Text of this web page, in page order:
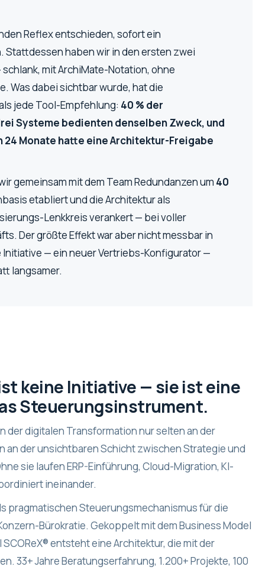
Reflex entschieden, sofort ein
haben wir in den ersten zwei
mit ArchiMate-Notation, ohne
Was dabei sichtbar wurde, hat die
jede Tool-Empfehlung: 40 % der
Systeme bedienten denselben Zweck, und
Monate hatte eine Architektur-Freigabe
gemeinsam mit dem Team Redundanzen um 40
etabliert und die Architektur als
Lenkkreis verankert — bei voller
Der größte Effekt war aber nicht messbar in
Initiative — ein neuer Vertriebs-Konfigurator —
langsamer.
keine Initiative — sie ist eine
Steuerungsinstrument.
digitalen Transformation nur selten an der
an der unsichtbaren Schicht zwischen Strategie und
sie laufen ERP-Einführung, Cloud-Migration, KI-
ineinander.
pragmatischen Steuerungsmechanismus für die
Bürokratie. Gekoppelt mit dem Business Model
SCOReX®entsteht eine Architektur, die mit der
33+ Jahre Beratungserfahrung, 1.200+ Projekte, 100